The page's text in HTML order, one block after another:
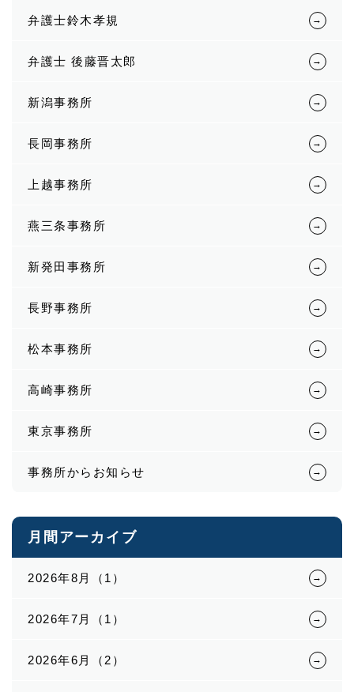
弁護士鈴木孝規
弁護士 後藤晋太郎
新潟事務所
長岡事務所
上越事務所
燕三条事務所
新発田事務所
長野事務所
松本事務所
高崎事務所
東京事務所
事務所からお知らせ
月間アーカイブ
2026年8月（1）
2026年7月（1）
2026年6月（2）